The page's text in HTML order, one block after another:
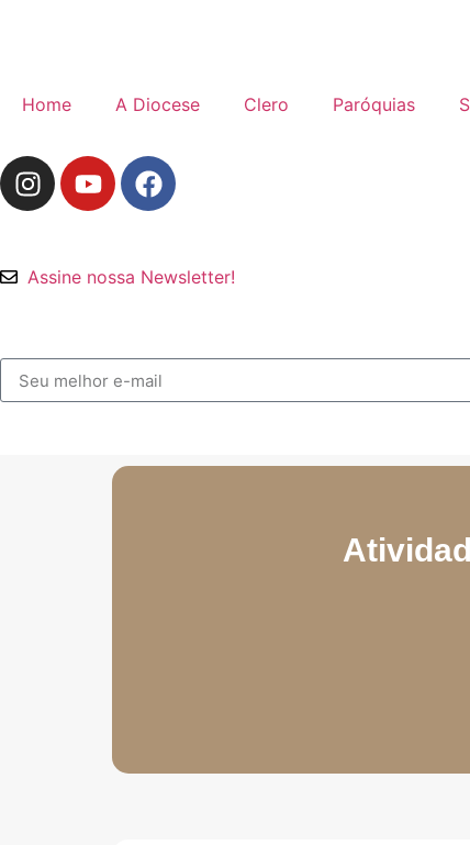
Home A Diocese Clero Paróquias
Assine nossa Newsletter!